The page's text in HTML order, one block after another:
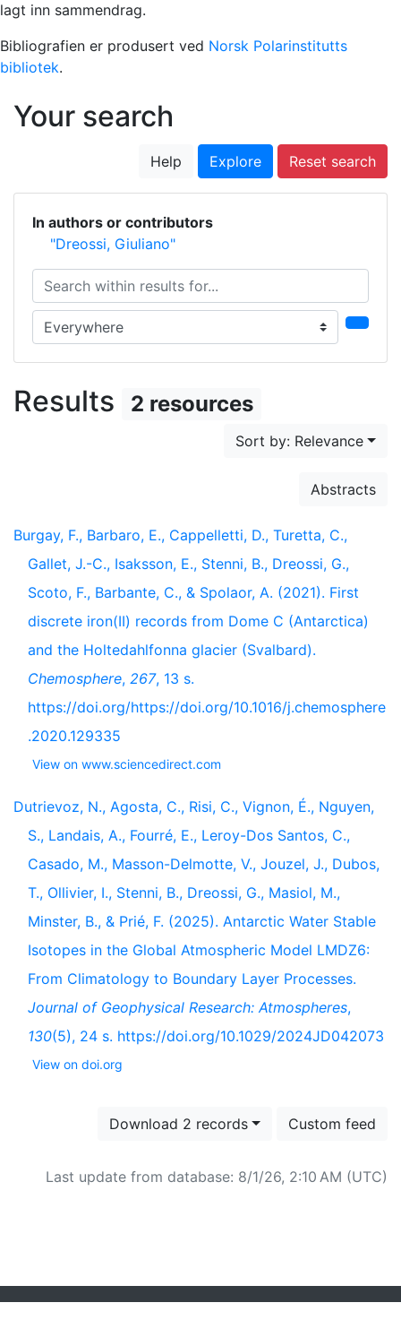
lagt inn sammendrag.
Bibliografien er produsert ved Norsk Polarinstitutts
bibliotek.
Your search
Help Explore Reset search
In authors or contributors
"Dreossi, Giuliano"
Search within results for...
Search in...
Results 2 resources
Sort by: Relevance
Abstracts
Burgay, F., Barbaro, E., Cappelletti, D., Turetta, C.,
Gallet, J.-C., Isaksson, E., Stenni, B., Dreossi, G.,
Scoto, F., Barbante, C., & Spolaor, A. (2021). First
discrete iron(II) records from Dome C (Antarctica)
and the Holtedahlfonna glacier (Svalbard).
Chemosphere, 267, 13 s.
https://doi.org/https://doi.org/10.1016/j.chemosphere
.2020.129335
View on www.sciencedirect.com
Dutrievoz, N., Agosta, C., Risi, C., Vignon, É., Nguyen,
S., Landais, A., Fourré, E., Leroy-Dos Santos, C.,
Casado, M., Masson-Delmotte, V., Jouzel, J., Dubos,
T., Ollivier, I., Stenni, B., Dreossi, G., Masiol, M.,
Minster, B., & Prié, F. (2025). Antarctic Water Stable
Isotopes in the Global Atmospheric Model LMDZ6:
From Climatology to Boundary Layer Processes.
Journal of Geophysical Research: Atmospheres,
130(5), 24 s. https://doi.org/10.1029/2024JD042073
View on doi.org
Download 2 records Custom feed
Last update from database: 8/1/26, 2:10 AM (UTC)